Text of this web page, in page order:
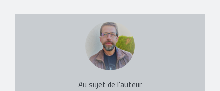
Au sujet de l'auteur